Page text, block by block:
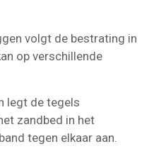
volgt de bestrating in
op verschillende
legt de tegels
zandbed in het
tegen elkaar aan.